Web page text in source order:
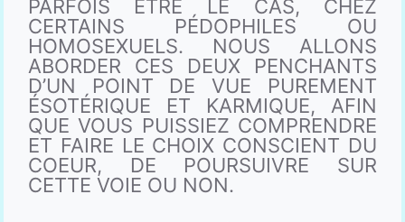
PARFOIS ÊTRE LE CAS, CHEZ
CERTAINS PÉDOPHILES OU
HOMOSEXUELS. NOUS ALLONS
ABORDER CES DEUX PENCHANTS
D’UN POINT DE VUE PUREMENT
ÉSOTÉRIQUE ET KARMIQUE, AFIN
QUE VOUS PUISSIEZ COMPRENDRE
ET FAIRE LE CHOIX CONSCIENT DU
COEUR, DE POURSUIVRE SUR
CETTE VOIE OU NON.